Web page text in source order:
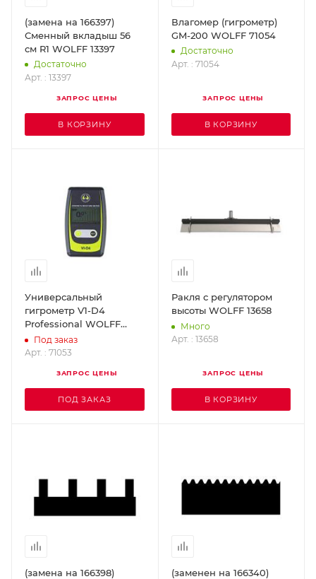
(замена на 166397)
Сменный вкладыш 56
см R1 WOLFF 13397
Достаточно
Арт. : 13397
ЗАПРОС ЦЕНЫ
В КОРЗИНУ
Влагомер (гигрометр)
GM-200 WOLFF 71054
Достаточно
Арт. : 71054
ЗАПРОС ЦЕНЫ
В КОРЗИНУ
Универсальный
гигрометр V1-D4
Professional WOLFF
71053
Под заказ
Арт. : 71053
ЗАПРОС ЦЕНЫ
ПОД ЗАКАЗ
Ракля с регулятором
высоты WOLFF 13658
Много
Арт. : 13658
ЗАПРОС ЦЕНЫ
В КОРЗИНУ
(замена на 166398)
(заменен на 166340)